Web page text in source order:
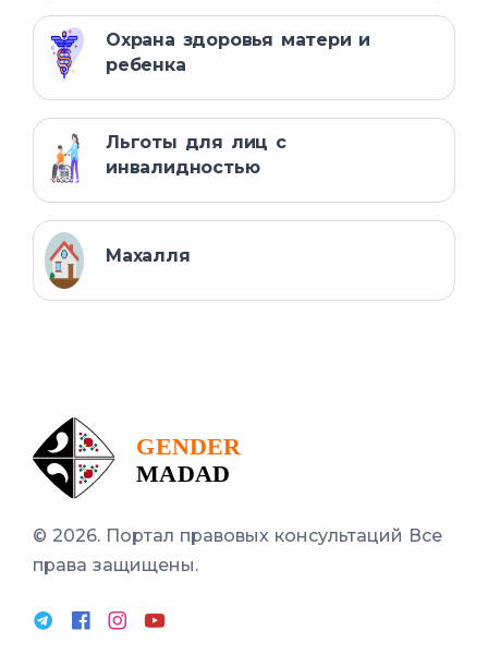
Охрана здоровья матери и
ребенка
Льготы для лиц с
инвалидностью
Махалля
© 2026. Портал правовых консультаций Все
права защищены.